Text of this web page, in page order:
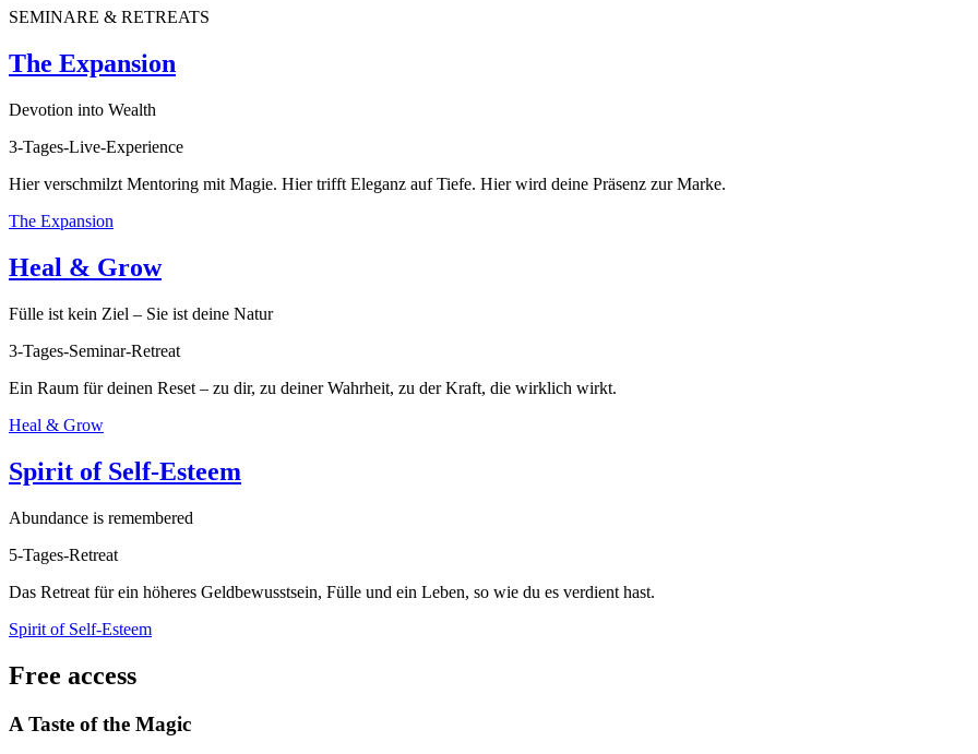
SEMINARE & RETREATS
The Expansion
Devotion into Wealth
3-Tages-Live-Experience
Hier verschmilzt Mentoring mit Magie. Hier trifft Eleganz auf Tiefe. Hier wird deine Präsenz zur Marke.
The Expansion
Heal & Grow
Fülle ist kein Ziel – Sie ist deine Natur
3-Tages-Seminar-Retreat
Ein Raum für deinen Reset – zu dir, zu deiner Wahrheit, zu der Kraft, die wirklich wirkt.
Heal & Grow
Spirit of Self-Esteem
Abundance is remembered
5-Tages-Retreat
Das Retreat für ein höheres Geldbewusstsein, Fülle und ein Leben, so wie du es verdient hast.
Spirit of Self-Esteem
Free access
A Taste of the Magic